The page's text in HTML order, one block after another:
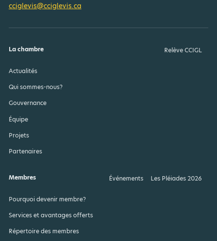
cciglevis@cciglevis.ca
La chambre
Actualités
Qui sommes-nous?
Gouvernance
Équipe
Projets
Partenaires
Relève CCIGL
Membres
Pourquoi devenir membre?
Services et avantages offerts
Répertoire des membres
Événements Les Pléiades 2026